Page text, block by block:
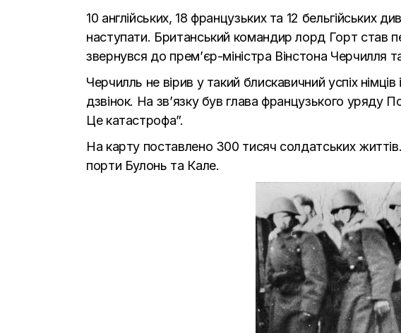
10 англійських, 18 французьких та 12 бельгійських
наступати. Британський командир лорд Горт став
звернувся до прем’єр-міністра Вінстона Черчилля
Черчилль не вірив у такий блискавичний успіх
дзвінок. На зв’язку був глава французького уряду
Це катастрофа”.
На карту поставлено 300 тисяч солдатських
порти Булонь та Кале.